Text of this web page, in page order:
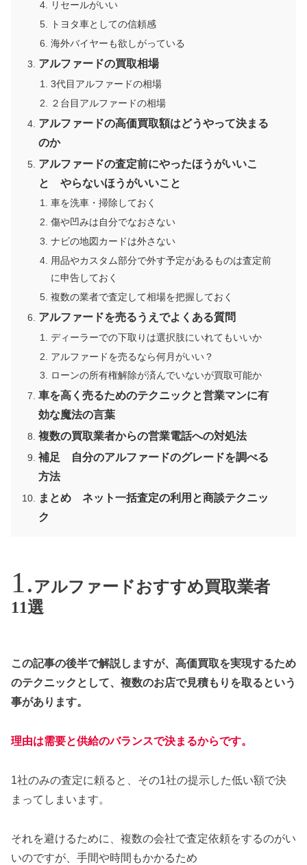
リセールがいい
トヨタ車としての信頼感
海外バイヤーも欲しがっている
アルファードの買取相場
3代目アルファードの相場
２台目アルファードの相場
アルファードの高価買取額はどうやって決まる
のか
アルファードの査定前にやったほうがいいこ
と やらないほうがいいこと
車を洗車・掃除しておく
傷や凹みは自分でなおさない
ナビの地図カードは外さない
用品やカスタム部分で外す予定があるものは査定前
に申告しておく
複数の業者で査定して相場を把握しておく
アルファードを売るうえでよくある質問
ディーラーでの下取りは選択肢にいれてもいいか
アルファードを売るなら何月がいい？
ローンの所有権解除が済んでいないが買取可能か
車を高く売るためのテクニックと営業マンに有
効な魔法の言葉
複数の買取業者からの営業電話への対処法
補足 自分のアルファードのグレードを調べる
方法
まとめ ネット一括査定の利用と商談テクニッ
ク
アルファードおすすめ買取業者
11選
この記事の後半で解説しますが、高価買取を実現するため
のテクニックとして、複数のお店で見積もりを取るという
事があります。
理由は需要と供給のバランスで決まるからです。
1社のみの査定に頼ると、その1社の提示した低い額で決
まってしまいます。
それを避けるために、複数の会社で査定依頼をするのがい
いのですが、手間や時間もかかるため